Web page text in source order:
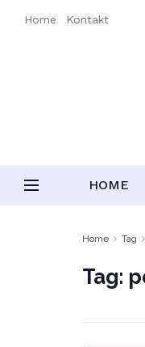
Home Kontakt
HOME
Home Tag
Tag: